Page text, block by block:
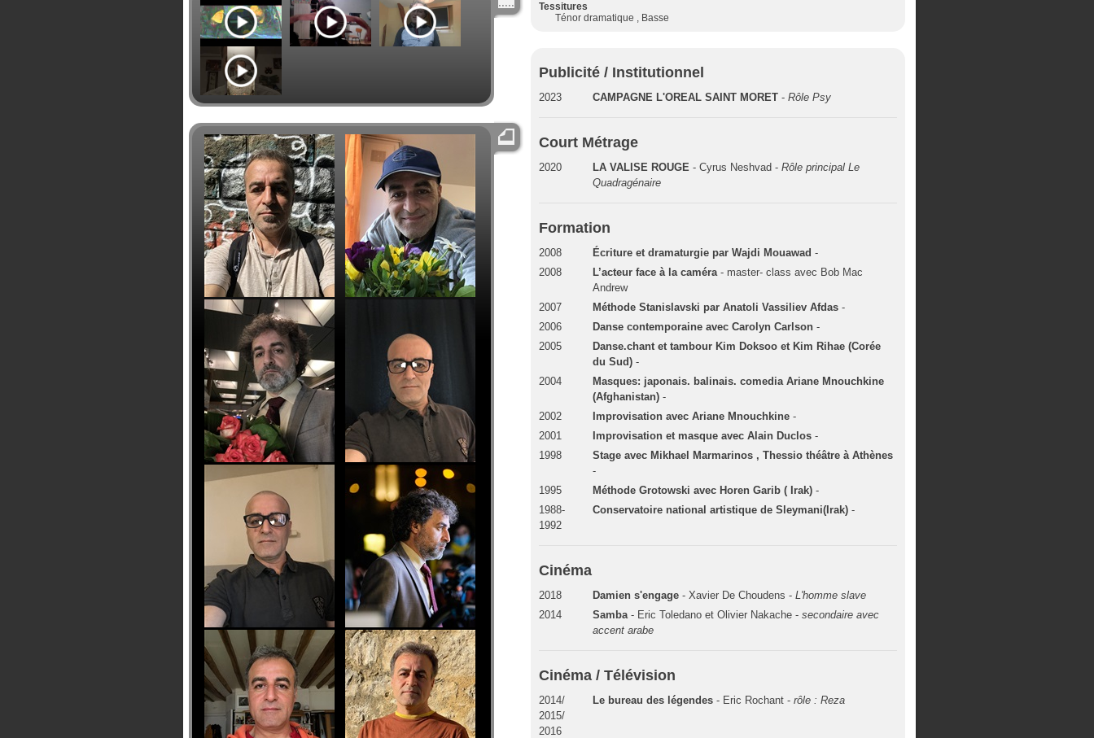
Tessitures
Ténor dramatique , Basse
Publicité / Institutionnel
2023 CAMPAGNE L'OREAL SAINT MORET -Rôle Psy
Court Métrage
2020 LA VALISE ROUGE - Cyrus Neshvad -Rôle principal Le
Quadragénaire
Formation
2008 Écriture et dramaturgie par Wajdi Mouawad-
2008
L’acteur face à la caméra- master- class avec Bob Mac
Andrew
2007
Méthode Stanislavski par Anatoli Vassiliev Afdas-
2006
Danse contemporaine avec Carolyn Carlson-
2005
Danse.chant et tambour Kim Doksoo et Kim Rihae (Corée
du Sud)-
2004
Masques: japonais. balinais. comedia Ariane Mnouchkine
(Afghanistan)-
2002
Improvisation avec Ariane Mnouchkine-
2001
Improvisation et masque avec Alain Duclos-
1998
Stage avec Mikhael Marmarinos , Thessio théâtre à Athènes
-
1995
Méthode Grotowski avec Horen Garib ( Irak)-
1988-
1992
Conservatoire national artistique de Sleymani(Irak) -
Cinéma
2018 Damien s'engage - Xavier De Choudens -L'homme slave
2014
Samba- Eric Toledano et Olivier Nakache -secondaire avec
accent arabe
Cinéma / Télévision
2014/
2015/
2016
Le bureau des légendes- Eric Rochant -rôle : Reza